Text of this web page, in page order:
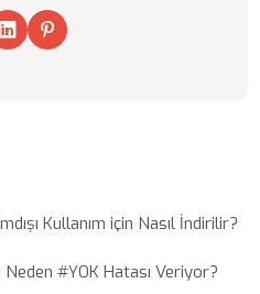
Kullanım için Nasıl İndirilir?
#YOK Hatası Veriyor?